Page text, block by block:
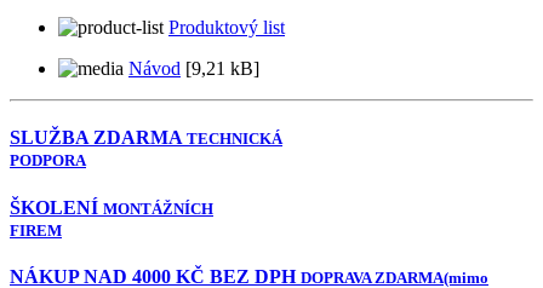
Produktový list
Návod [9,21 kB]
SLUŽBA ZDARMA TECHNICKÁ
PODPORA
ŠKOLENÍ MONTÁŽNÍCH
FIREM
NÁKUP NAD 4000 KČ BEZ DPH DOPRAVA ZDARMA(mimo